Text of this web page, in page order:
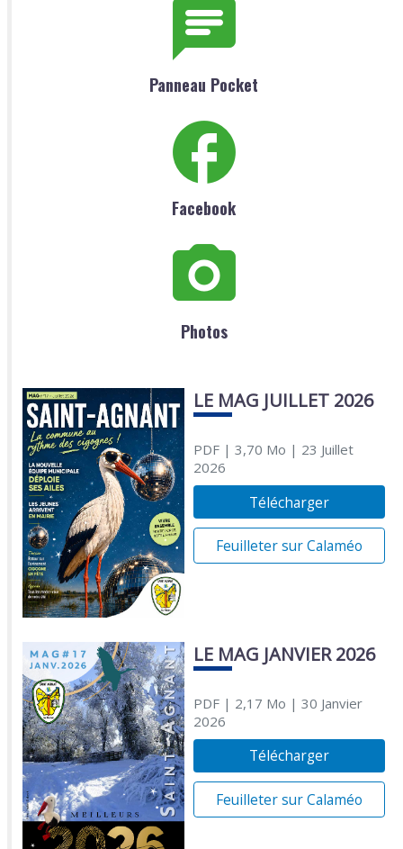
Panneau Pocket
Facebook
Photos
LE MAG JUILLET 2026
PDF| 3,70 Mo | 23 Juillet
2026
Télécharger
Feuilleter sur Calaméo
LE MAG JANVIER 2026
PDF| 2,17 Mo | 30 Janvier
2026
Télécharger
Feuilleter sur Calaméo